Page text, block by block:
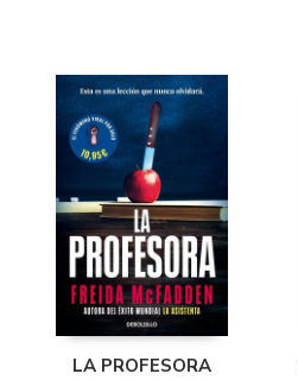
LA PROFESORA